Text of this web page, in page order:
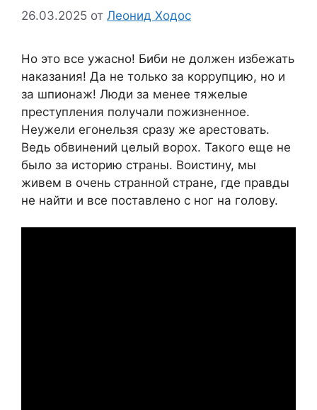
26.03.2025 от Леонид Ходос
Но это все ужасно! Биби не должен избежать
наказания! Да не только за коррупцию, но и
за шпионаж! Люди за менее тяжелые
преступления получали пожизненное.
Неужели егонельзя сразу же арестовать.
Ведь обвинений целый ворох. Такого еще не
было за историю страны. Воистину, мы
живем в очень странной стране, где правды
не найти и все поставлено с ног на голову.